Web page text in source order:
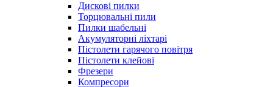
Дискові пилки
Торцювальні пили
Пилки шабельні
Акумуляторні ліхтарі
Пістолети гарячого повітря
Пістолети клейові
Фрезери
Компресори